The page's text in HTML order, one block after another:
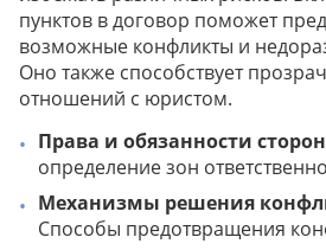
пунктов в договор поможет
возможные конфликты и
Оно также способствует
отношений с юристом.
Права и обязанности
определение зон
Механизмы решения
Способы предотвращения